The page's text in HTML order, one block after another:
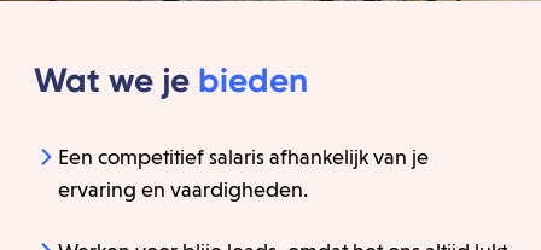
Wat we je bieden
Een competitief salaris afhankelijk van je
ervaring en vaardigheden.